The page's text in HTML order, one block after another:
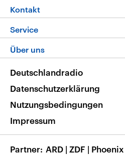
Die Nachrichten
Nachrichtenleicht
Neue Beiträge auf dlf.de
Livestream
Podcasts
Deutschlandfunk App
Nachrichten App
Frequenzen
Kontakt
Hörerservice
Service
FAQ
Veranstaltungen
Musikliste
RSS
Über uns
Barrierefreiheit
Deutschlandradio
Datenschutzerklärung
Nutzungsbedingungen
Impressum
Partner ARD | ZDF | Phoenix